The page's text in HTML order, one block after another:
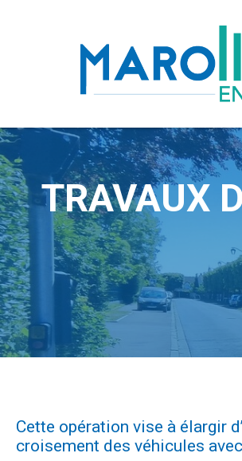
TRAVAUX
Cette opération vise à élargir
croisement des véhicules